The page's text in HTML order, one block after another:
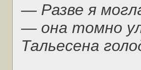
— Разве я
— она томно
Тальесена